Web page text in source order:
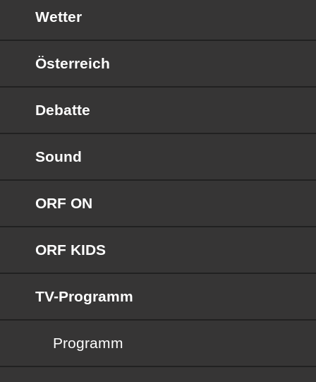
Wetter
Österreich
Debatte
Sound
ORF ON
ORF KIDS
TV-Programm
Programm